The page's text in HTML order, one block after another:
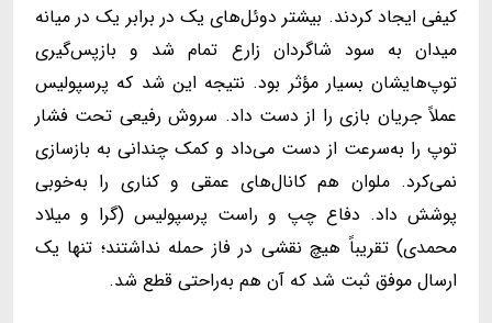
کیفی ایجاد کردند. بیشتر دوئل‌های یک ‌در برابر ‌یک در میانه
میدان به سود شاگردان زارع تمام شد و بازپس‌گیری
توپ‌هایشان بسیار مؤثر بود. نتیجه این شد که پرسپولیس
عملاً جریان بازی را از دست داد. سروش رفیعی تحت فشار
توپ را به‌سرعت از دست می‌داد و کمک چندانی به بازسازی
نمی‌کرد. ملوان هم کانال‌های عمقی و کناری را به‌خوبی
پوشش داد. دفاع چپ و راست پرسپولیس (گرا و میلاد
محمدی) تقریباً هیچ نقشی در فاز حمله نداشتند؛ تنها یک
ارسال موفق ثبت شد که آن هم به‌راحتی قطع شد.